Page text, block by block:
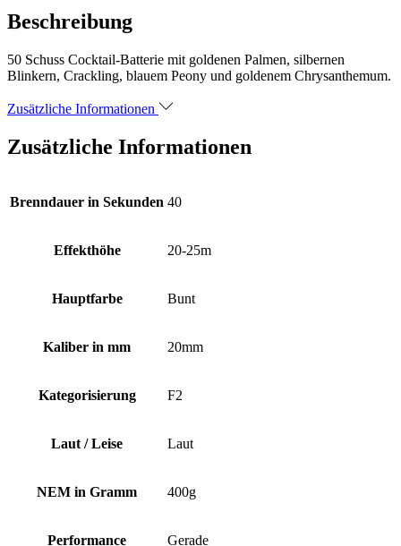
Beschreibung
50 Schuss Cocktail-Batterie mit goldenen Palmen, silbernen
Blinkern, Crackling, blauem Peony und goldenem Chrysanthemum.
Zusätzliche Informationen
Zusätzliche Informationen
Brenndauer in Sekunden 40
Effekthöhe 20-25m
Hauptfarbe Bunt
Kaliber in mm 20mm
Kategorisierung F2
Laut / Leise Laut
NEM in Gramm 400g
Performance Gerade